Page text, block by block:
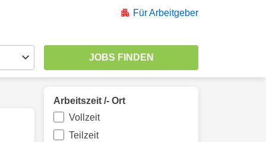
Für Arbeitgeber
Arbeitszeit /- Ort
Vollzeit
Teilzeit